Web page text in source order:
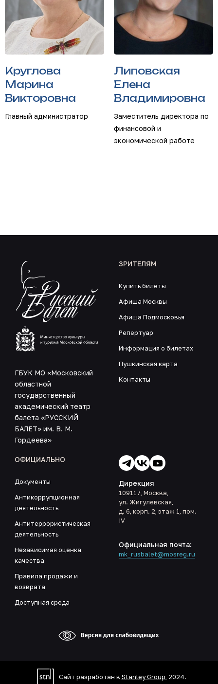
Круглова
Марина
Викторовна
Главный администратор
Липовская
Елена
Владимировна
Заместитель директора по
финансовой и
экономической работе
ГБУК МО «Московский
областной
государственный
академический театр
балета «РУССКИЙ
БАЛЕТ» им. В. М.
Гордеева»
ЗРИТЕЛЯМ
Купить билеты
Афиша Москвы
Афиша Подмосковья
Репертуар
Информация о билетах
Пушкинская карта
Контакты
ОФИЦИАЛЬНО
Документы
Антикоррупционная
деятельность
Антитеррористическая
деятельность
Независимая оценка
качества
Правила продажи и
возврата
Доступная среда
Дирекция
109117, Москва,
ул. Жигулевская,
д. 6, корп. 2, этаж 1, пом.
IV
Официальная почта:
mk_rusbalet@mosreg.ru
Сайт разработан в Stanley Group, 2024.